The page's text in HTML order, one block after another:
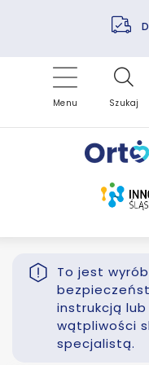
Menu Szukaj
To jest
instrukcją
wątpliwości
specjalistą.